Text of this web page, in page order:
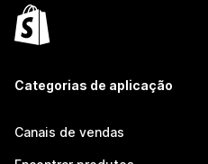
Categorias de aplicação
Canais de vendas